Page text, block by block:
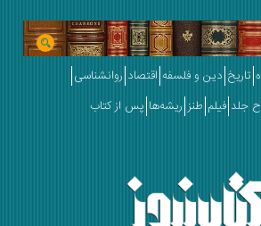
دین و فلسفه اقتصاد روانشناسی
فیلم طنز ریشه‌ها پس از کتاب